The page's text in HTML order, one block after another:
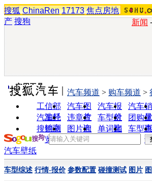
搜狐 ChinaRen 17173 焦点房地
产 搜狗 新闻 -
实用工具
工信部
油耗
汽车图
片
汽车报
价
汽车销
量
汽车经
销商
违章查
询
车型对
比
团购优
惠
搜狗浏
览器
图片欣
赏
单词翻
车型查
询
汽车频道 > 购车频道 >
汽车壁纸
车型综述 行情-报价 参数配置 碰撞测试 图片